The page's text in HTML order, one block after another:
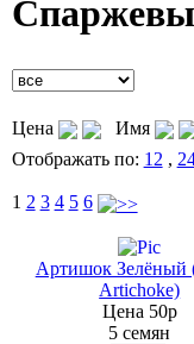
Цена
Имя
Отображать по: 12 ,
1 2 3 4 5 6
Артишок Зелёный
Artichoke)
Цена 50р
5 семян